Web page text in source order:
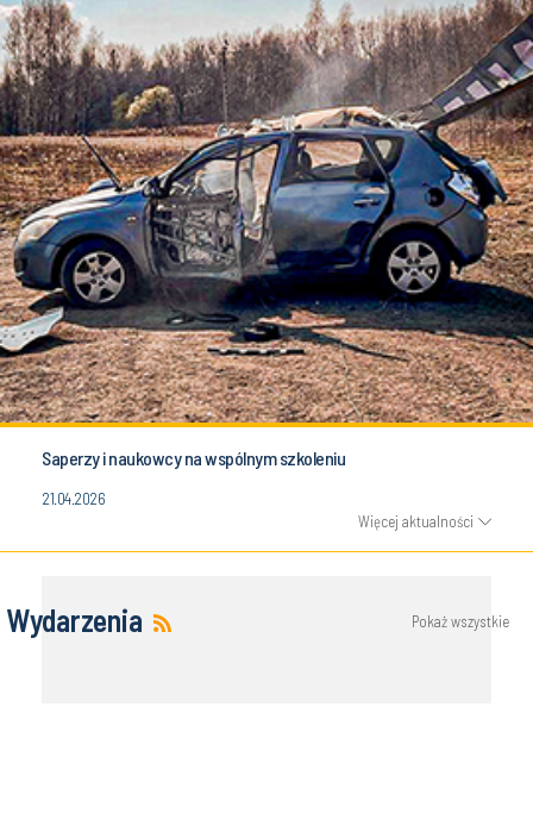
Saperzy i naukowcy na wspólnym szkoleniu
21.04.2026
Więcej aktualności
Wydarzenia Pokaż wszystkie